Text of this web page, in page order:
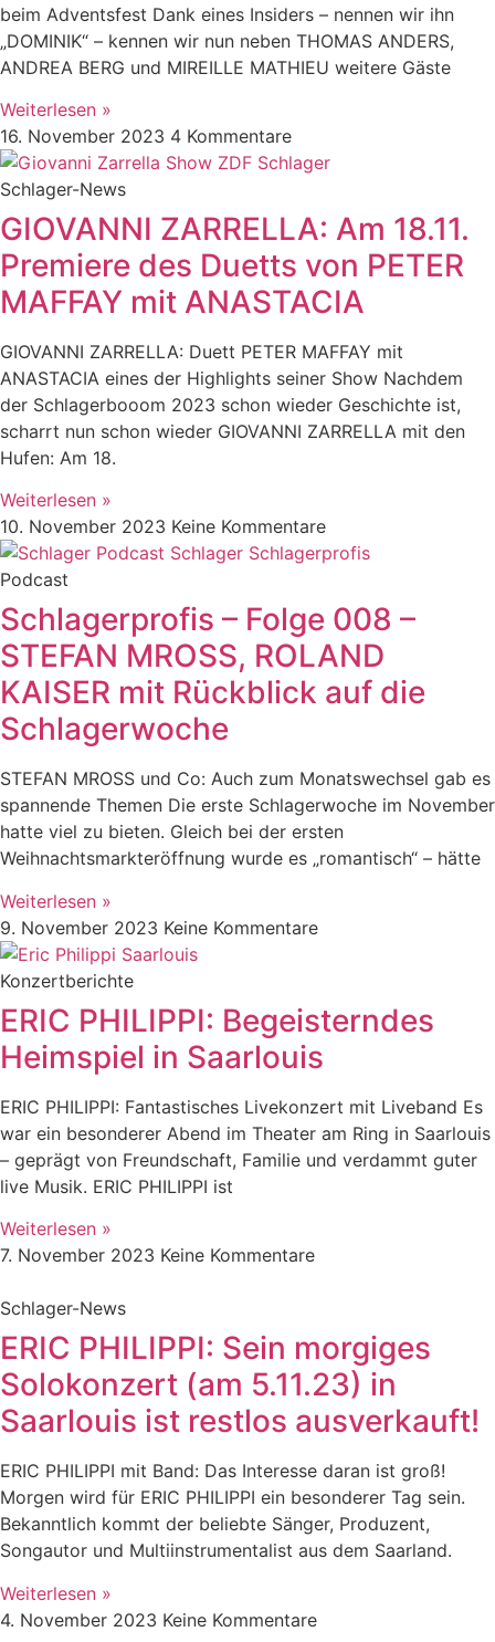
beim Adventsfest Dank eines Insiders – nennen wir ihn
„DOMINIK“ – kennen wir nun neben THOMAS ANDERS,
ANDREA BERG und MIREILLE MATHIEU weitere Gäste
Weiterlesen »
16. November 2023 4 Kommentare
Schlager-News
GIOVANNI ZARRELLA: Am 18.11.
Premiere des Duetts von PETER
MAFFAY mit ANASTACIA
GIOVANNI ZARRELLA: Duett PETER MAFFAY mit
ANASTACIA eines der Highlights seiner Show Nachdem
der Schlagerbooom 2023 schon wieder Geschichte ist,
scharrt nun schon wieder GIOVANNI ZARRELLA mit den
Hufen: Am 18.
Weiterlesen »
10. November 2023 Keine Kommentare
Podcast
Schlagerprofis – Folge 008 –
STEFAN MROSS, ROLAND
KAISER mit Rückblick auf die
Schlagerwoche
STEFAN MROSS und Co: Auch zum Monatswechsel gab es
spannende Themen Die erste Schlagerwoche im November
hatte viel zu bieten. Gleich bei der ersten
Weihnachtsmarkteröffnung wurde es „romantisch“ – hätte
Weiterlesen »
9. November 2023 Keine Kommentare
Konzertberichte
ERIC PHILIPPI: Begeisterndes
Heimspiel in Saarlouis
ERIC PHILIPPI: Fantastisches Livekonzert mit Liveband Es
war ein besonderer Abend im Theater am Ring in Saarlouis
– geprägt von Freundschaft, Familie und verdammt guter
live Musik. ERIC PHILIPPI ist
Weiterlesen »
7. November 2023 Keine Kommentare
Schlager-News
ERIC PHILIPPI: Sein morgiges
Solokonzert (am 5.11.23) in
Saarlouis ist restlos ausverkauft!
ERIC PHILIPPI mit Band: Das Interesse daran ist groß!
Morgen wird für ERIC PHILIPPI ein besonderer Tag sein.
Bekanntlich kommt der beliebte Sänger, Produzent,
Songautor und Multiinstrumentalist aus dem Saarland.
Weiterlesen »
4. November 2023 Keine Kommentare